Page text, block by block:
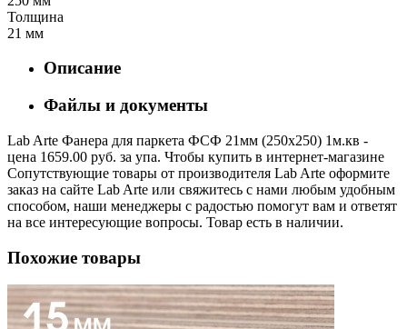
Толщина
21 мм
Описание
Файлы и документы
Lab Arte Фанера для паркета ФСФ 21мм (250х250) 1м.кв -
цена 1659.00 руб. за упа. Чтобы купить в интернет-магазине
Сопутствующие товары от производителя Lab Arte оформите
заказ на сайте Lab Arte или свяжитесь с нами любым удобным
способом, наши менеджеры с радостью помогут вам и ответят
на все интересующие вопросы. Товар есть в наличии.
Похожие товары